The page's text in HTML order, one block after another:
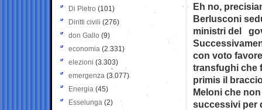
Eh no,
Berlusconi
ministri del
con voto
transfughi che
primis il
Meloni che
successivi per
Di Pietro (101)
Diritti civili (276)
don Gallo (9)
economia (2.331)
elezioni (3.303)
emergenza (3.077)
Energia (45)
Esselunga (2)